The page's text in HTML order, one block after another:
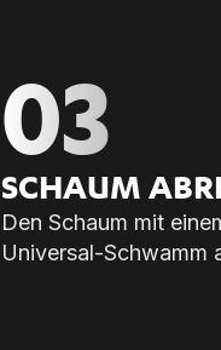
03
SCHAUM
Den Schaum mit
Universal-Schwamm